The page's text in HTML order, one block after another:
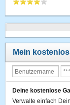
Mein
Deine kostenlose
Verwalte einfach